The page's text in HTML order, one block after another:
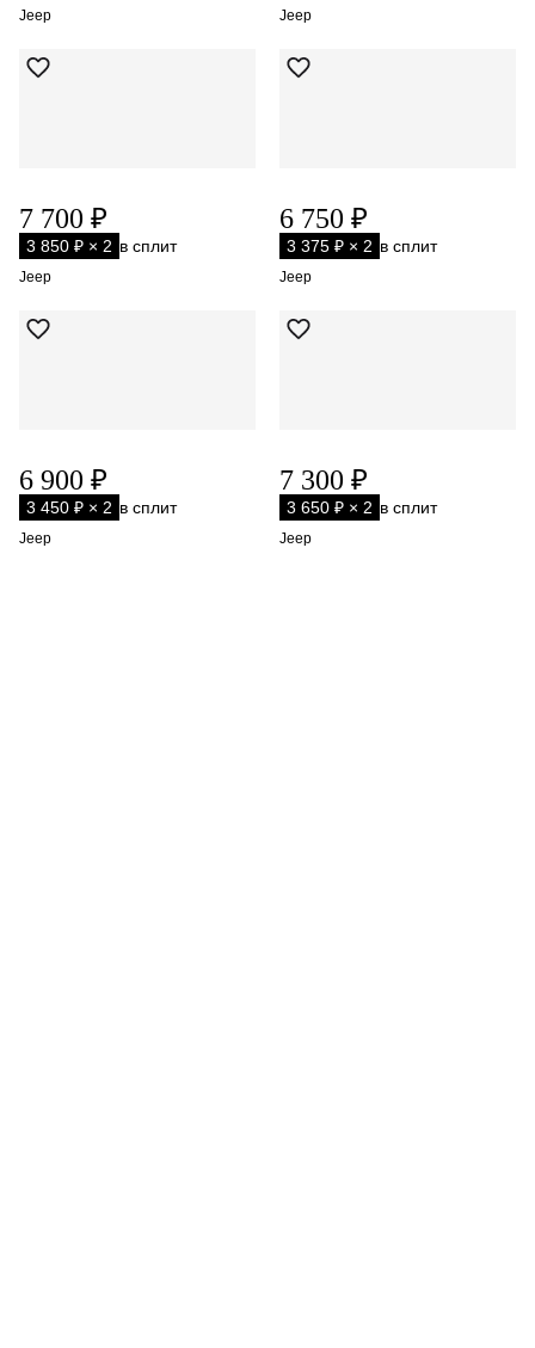
Jeep Jeep
7 700 ₽
3 850 ₽ × 2 в сплит
Jeep
6 750 ₽
3 375 ₽ × 2 в сплит
Jeep
6 900 ₽
3 450 ₽ × 2 в сплит
Jeep
7 300 ₽
3 650 ₽ × 2 в сплит
Jeep